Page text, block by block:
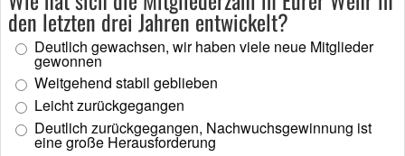
den letzten drei Jahren entwickelt?
Deutlich gewachsen, wir haben viele neue Mitglieder
gewonnen
Weitgehend stabil geblieben
Leicht zurückgegangen
Deutlich zurückgegangen, Nachwuchsgewinnung ist
eine große Herausforderung